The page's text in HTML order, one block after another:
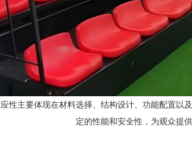
性主要体现在材料选择、结构设计、功能配置
定的性能和安全性，为观众提